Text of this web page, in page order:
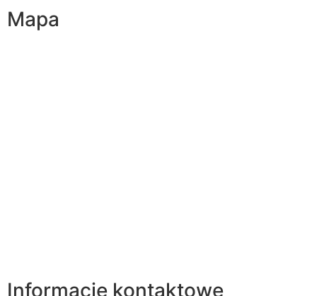
Mapa
Informacje kontaktowe